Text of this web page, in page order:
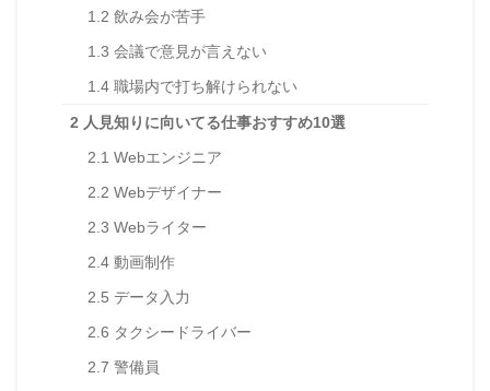
1.2 飲み会が苦手
1.3 会議で意見が言えない
1.4 職場内で打ち解けられない
2 人見知りに向いてる仕事おすすめ10選
2.1 Webエンジニア
2.2 Webデザイナー
2.3 Webライター
2.4 動画制作
2.5 データ入力
2.6 タクシードライバー
2.7 警備員